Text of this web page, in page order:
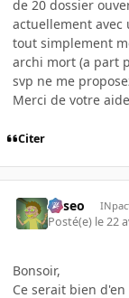
de 20 dossier
actuellement avec
tout simplement
archi mort (a part
svp ne me
Merci de votre aide
Citer
Asseo
Posté(e) le 22
Bonsoir,
Ce serait bien